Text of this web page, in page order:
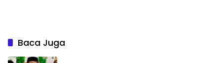
Baca Juga